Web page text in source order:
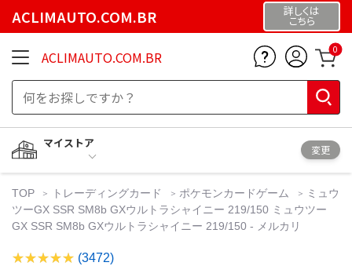
ACLIMAUTO.COM.BR 詳しくは
こちら
ACLIMAUTO.COM.BR 0
マイストア
変更
TOP トレーディングカード ポケモンカードゲーム
ミュウ
ツーGX SSR SM8b GXウルトラシャイニー 219/150 ミュウツー
GX SSR SM8b GXウルトラシャイニー 219/150 - メルカリ
(3472)